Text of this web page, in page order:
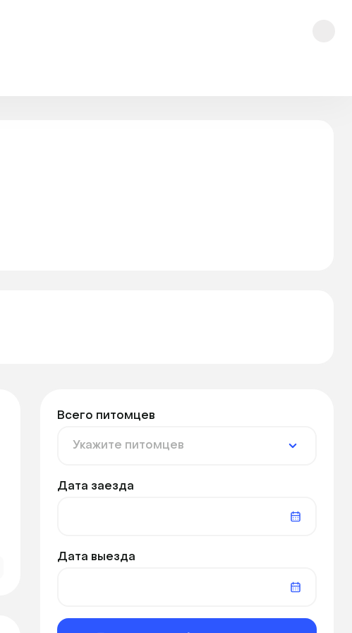
Всего питомцев
Дата заезда
Дата выезда